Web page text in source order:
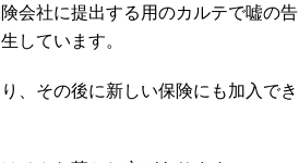
会社に提出する用のカルテで嘘の告
しています。
、その後に新しい保険にも加入でき